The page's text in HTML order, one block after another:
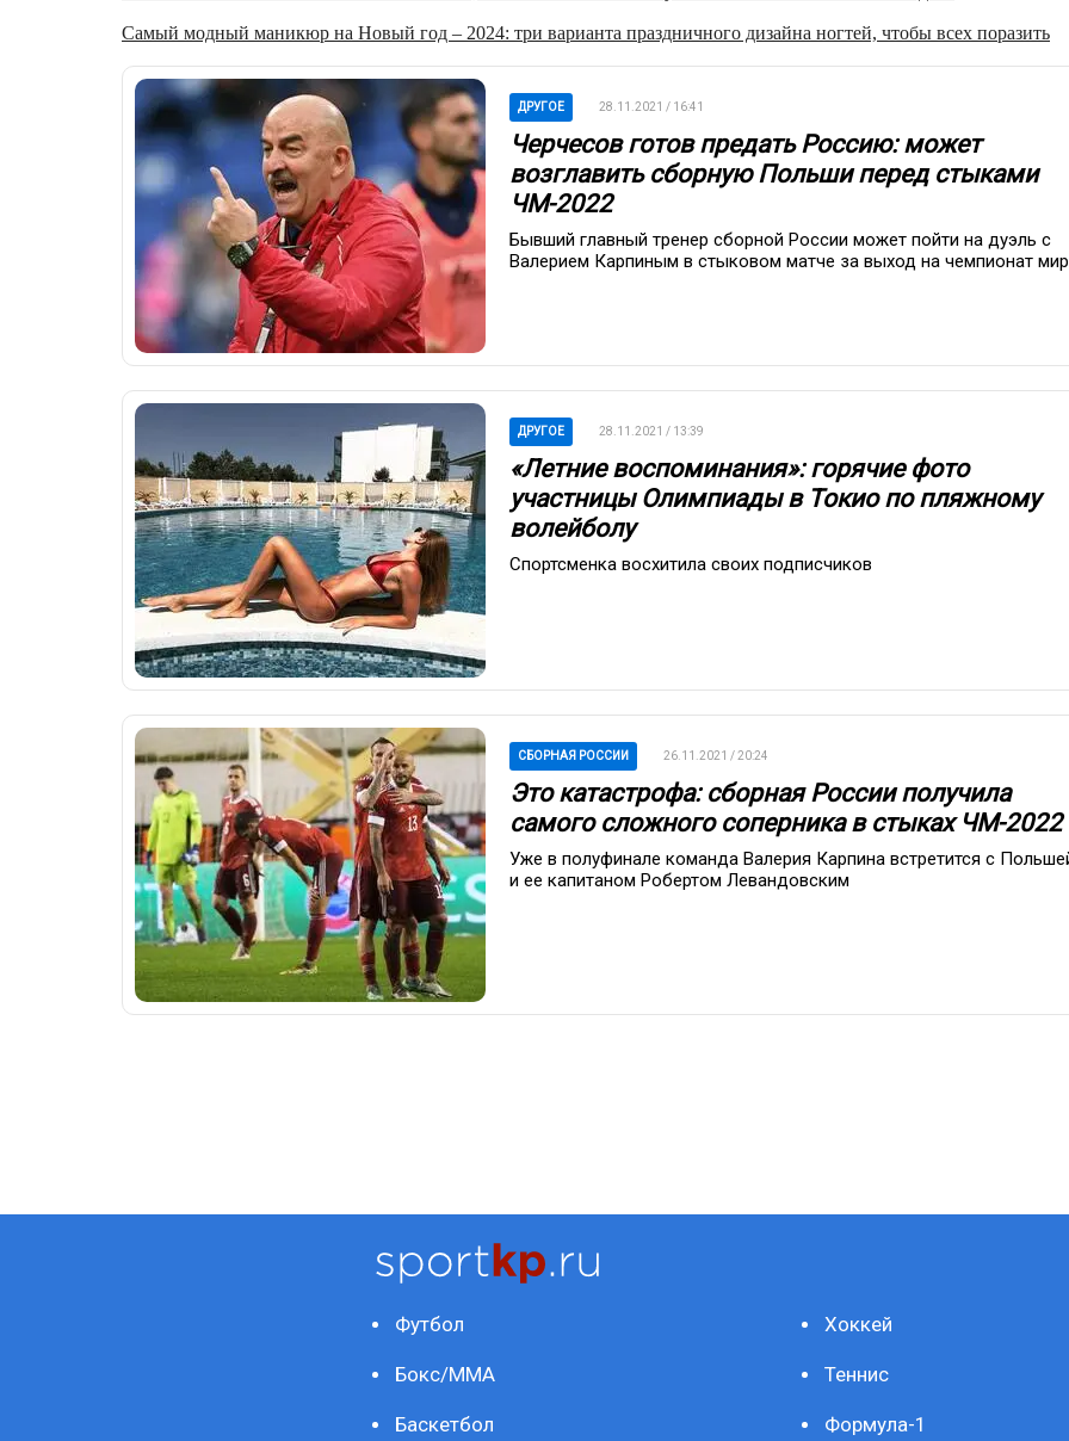
Самый модный маникюр на Новый год – 2024: три варианта праздничного дизайна ногтей, чтобы всех поразить
ДРУГОЕ 28.11.2021 / 16:41
Черчесов готов предать Россию: может
возглавить сборную Польши перед стыками
ЧМ-2022
Бывший главный тренер сборной России может пойти на дуэль с
Валерием Карпиным в стыковом матче за выход на чемпионат
ДРУГОЕ 28.11.2021 / 13:39
«Летние воспоминания»: горячие фото
участницы Олимпиады в Токио по пляжному
волейболу
Спортсменка восхитила своих подписчиков
СБОРНАЯ РОССИИ 26.11.2021 / 20:24
Это катастрофа: сборная России получила
самого сложного соперника в стыках ЧМ-2022
Уже в полуфинале команда Валерия Карпина встретится с
и ее капитаном Робертом Левандовским
Футбол Хоккей
Бокс/ММА Теннис
Баскетбол Формула-1